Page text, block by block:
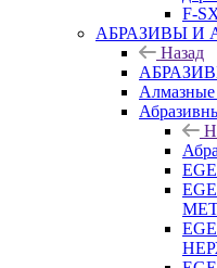
F-
АБРАЗИВЫ И
Назад
Алмазные